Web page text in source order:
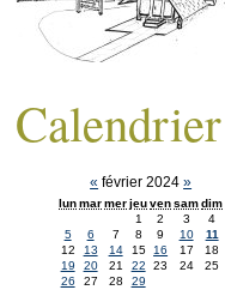
Calendrier
« février 2024»
lunmarmerjeuvensamdim
1
2 3
4
5
6 7 8 9 10
11
12
13 14 15 16 17
18
19
20 21 22 23 24
25
26
27 28 29